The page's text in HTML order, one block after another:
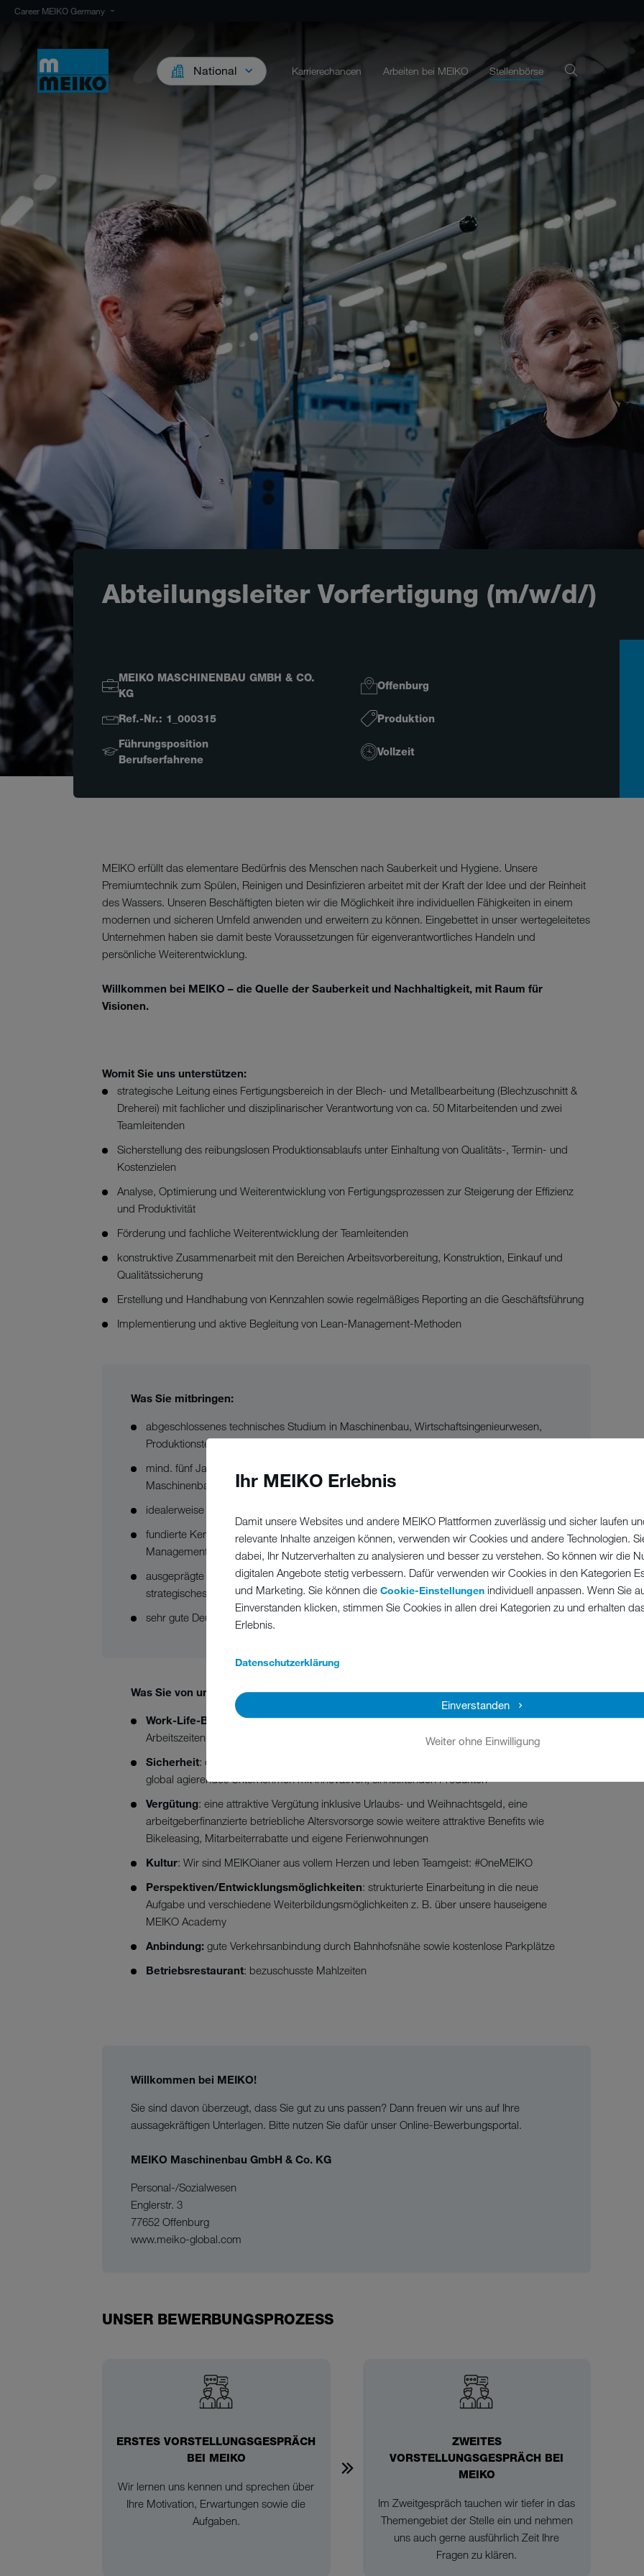
Ihr MEIKO Erlebnis
Damit unsere Websites und andere MEIKO Plattformen zuverlässig und sicher laufen
relevante Inhalte anzeigen können, verwenden wir Cookies und andere Technologien.
dabei, Ihr Nutzerverhalten zu analysieren und besser zu verstehen. So können wir die
digitalen Angebote stetig verbessern. Dafür verwenden wir Cookies in den Kategorien
und Marketing. Sie können die Cookie-Einstellungen individuell anpassen. Wenn Sie
Einverstanden klicken, stimmen Sie Cookies in allen drei Kategorien zu und erhalten
Erlebnis.
Datenschutzerklärung
Einverstanden
Weiter ohne Einwilligung
Career MEIKO Germany
National Karrierechancen Arbeiten bei MEIKO Stellenbörse
Abteilungsleiter Vorfertigung (m/w/d/)
MEIKO MASCHINENBAU GMBH & CO.
KG
Offenburg
Ref.-Nr.: 1_000315
Produktion
Führungsposition
Berufserfahrene
Vollzeit
MEIKO erfüllt das elementare Bedürfnis des Menschen nach Sauberkeit und Hygiene. Unsere
Premiumtechnik zum Spülen, Reinigen und Desinfizieren arbeitet mit der Kraft der Idee und der Reinheit
des Wassers. Unseren Beschäftigten bieten wir die Möglichkeit ihre individuellen Fähigkeiten in einem
modernen und sicheren Umfeld anwenden und erweitern zu können. Eingebettet in unser wertegeleitetes
Unternehmen haben sie damit beste Voraussetzungen für eigenverantwortliches Handeln und
persönliche Weiterentwicklung.
Willkommen bei MEIKO – die Quelle der Sauberkeit und Nachhaltigkeit, mit Raum für
Visionen.
Womit Sie uns unterstützen:
strategische Leitung eines Fertigungsbereich in der Blech- und Metallbearbeitung (Blechzuschnitt &
Dreherei) mit fachlicher und disziplinarischer Verantwortung von ca. 50 Mitarbeitenden und zwei
Teamleitenden
Sicherstellung des reibungslosen Produktionsablaufs unter Einhaltung von Qualitäts-, Termin- und
Kostenzielen
Analyse, Optimierung und Weiterentwicklung von Fertigungsprozessen zur Steigerung der Effizienz
und Produktivität
Förderung und fachliche Weiterentwicklung der Teamleitenden
konstruktive Zusammenarbeit mit den Bereichen Arbeitsvorbereitung, Konstruktion, Einkauf und
Qualitätssicherung
Erstellung und Handhabung von Kennzahlen sowie regelmäßiges Reporting an die Geschäftsführung
Implementierung und aktive Begleitung von Lean-Management-Methoden
Was Sie mitbringen:
abgeschlossenes technisches Studium in Maschinenbau, Wirtschaftsingenieurwesen,
Produktionstechnik oder vergleichbare Qualifikation
mind. fünf Jahre Führungserfahrung innerhalb der Produktion, idealerweise im
Maschinenbau / in der Blechbearbeitung
idealerweise fundierte Kenntnisse in der Blechbau- und Zerspanungstechnik
fundierte Kenntnisse in der Produktionsplanung und -steuerung sowie in Lean-
Management
ausgeprägte Führungs- und Kommunikationsfähigkeiten, Problemlösungsfähigkeit,
strategisches Denken und eine hohe Eigeninitiative
sehr gute Deutsch- und Englischkenntnisse in Wort und Schrift
Was Sie von uns erwarten können:
Work-Life-Balance:30 Tage Urlaub und eine 38,5-Stunden-Woche mit flexiblen
Arbeitszeiten
Sicherheit: die Sicherheit einer Stiftung als Eigentümerin des Unternehmens sowie ein
global agierendes Unternehmen mit innovativen, sinnstiftenden Produkten
Vergütung: eine attraktive Vergütung inklusive Urlaubs- und Weihnachtsgeld, eine
arbeitgeberfinanzierte betriebliche Altersvorsorge sowie weitere attraktive Benefits wie
Bikeleasing, Mitarbeiterrabatte und eigene Ferienwohnungen
Kultur: Wir sind MEIKOianer aus vollem Herzen und leben Teamgeist: #OneMEIKO
Perspektiven/Entwicklungsmöglichkeiten: strukturierte Einarbeitung in die neue
Aufgabe und verschiedene Weiterbildungsmöglichkeiten z. B. über unsere hauseigene
MEIKO Academy
Anbindung: gute Verkehrsanbindung durch Bahnhofsnähe sowie kostenlose Parkplätze
Betriebsrestaurant: bezuschusste Mahlzeiten
Willkommen bei MEIKO!
Sie sind davon überzeugt, dass Sie gut zu uns passen? Dann freuen wir uns auf Ihre
aussagekräftigen Unterlagen. Bitte nutzen Sie dafür unser Online-Bewerbungsportal.
MEIKO Maschinenbau GmbH & Co. KG
Personal-/Sozialwesen
Englerstr. 3
77652 Offenburg
www.meiko-global.com
UNSER BEWERBUNGSPROZESS
ERSTES VORSTELLUNGSGESPRÄCH
BEI MEIKO
Wir lernen uns kennen und sprechen über
Ihre Motivation, Erwartungen sowie die
Aufgaben.
ZWEITES
VORSTELLUNGSGESPRÄCH BEI
MEIKO
Im Zweitgespräch tauchen wir tiefer in das
Themengebiet der Stelle ein und nehmen
uns auch gerne ausführlich Zeit Ihre
Fragen zu klären.